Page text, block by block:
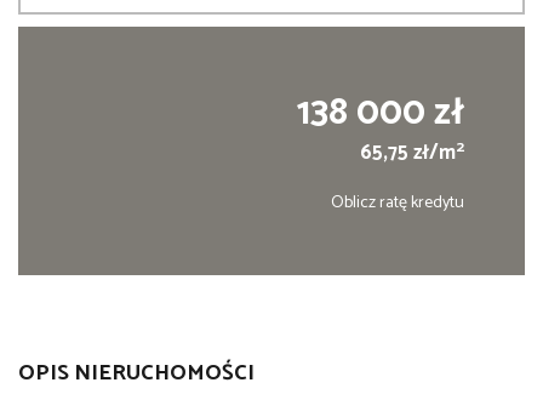
138 000 zł
65,75 zł/m2
Oblicz ratę kredytu
OPIS NIERUCHOMOŚCI